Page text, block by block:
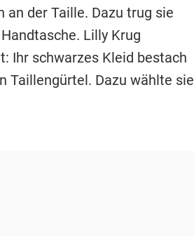
an der Taille. Dazu trug sie
Lilly Krug
Ihr schwarzes Kleid bestach
Taillengürtel. Dazu wählte sie